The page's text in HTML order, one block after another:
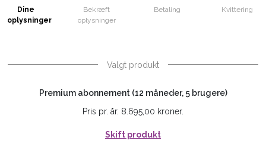
Dine
oplysninger
Bekræft
oplysninger
Betaling Kvittering
Valgt produkt
Premium abonnement (12 måneder, 5 brugere)
Pris pr. år. 8.695,00 kroner.
Skift produkt